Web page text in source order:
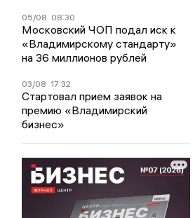
05/08 08:30
Московский ЧОП подал иск к
«Владимирскому стандарту»
на 36 миллионов рублей
03/08 17:32
Стартовал прием заявок на
премию «Владимирский
бизнес»